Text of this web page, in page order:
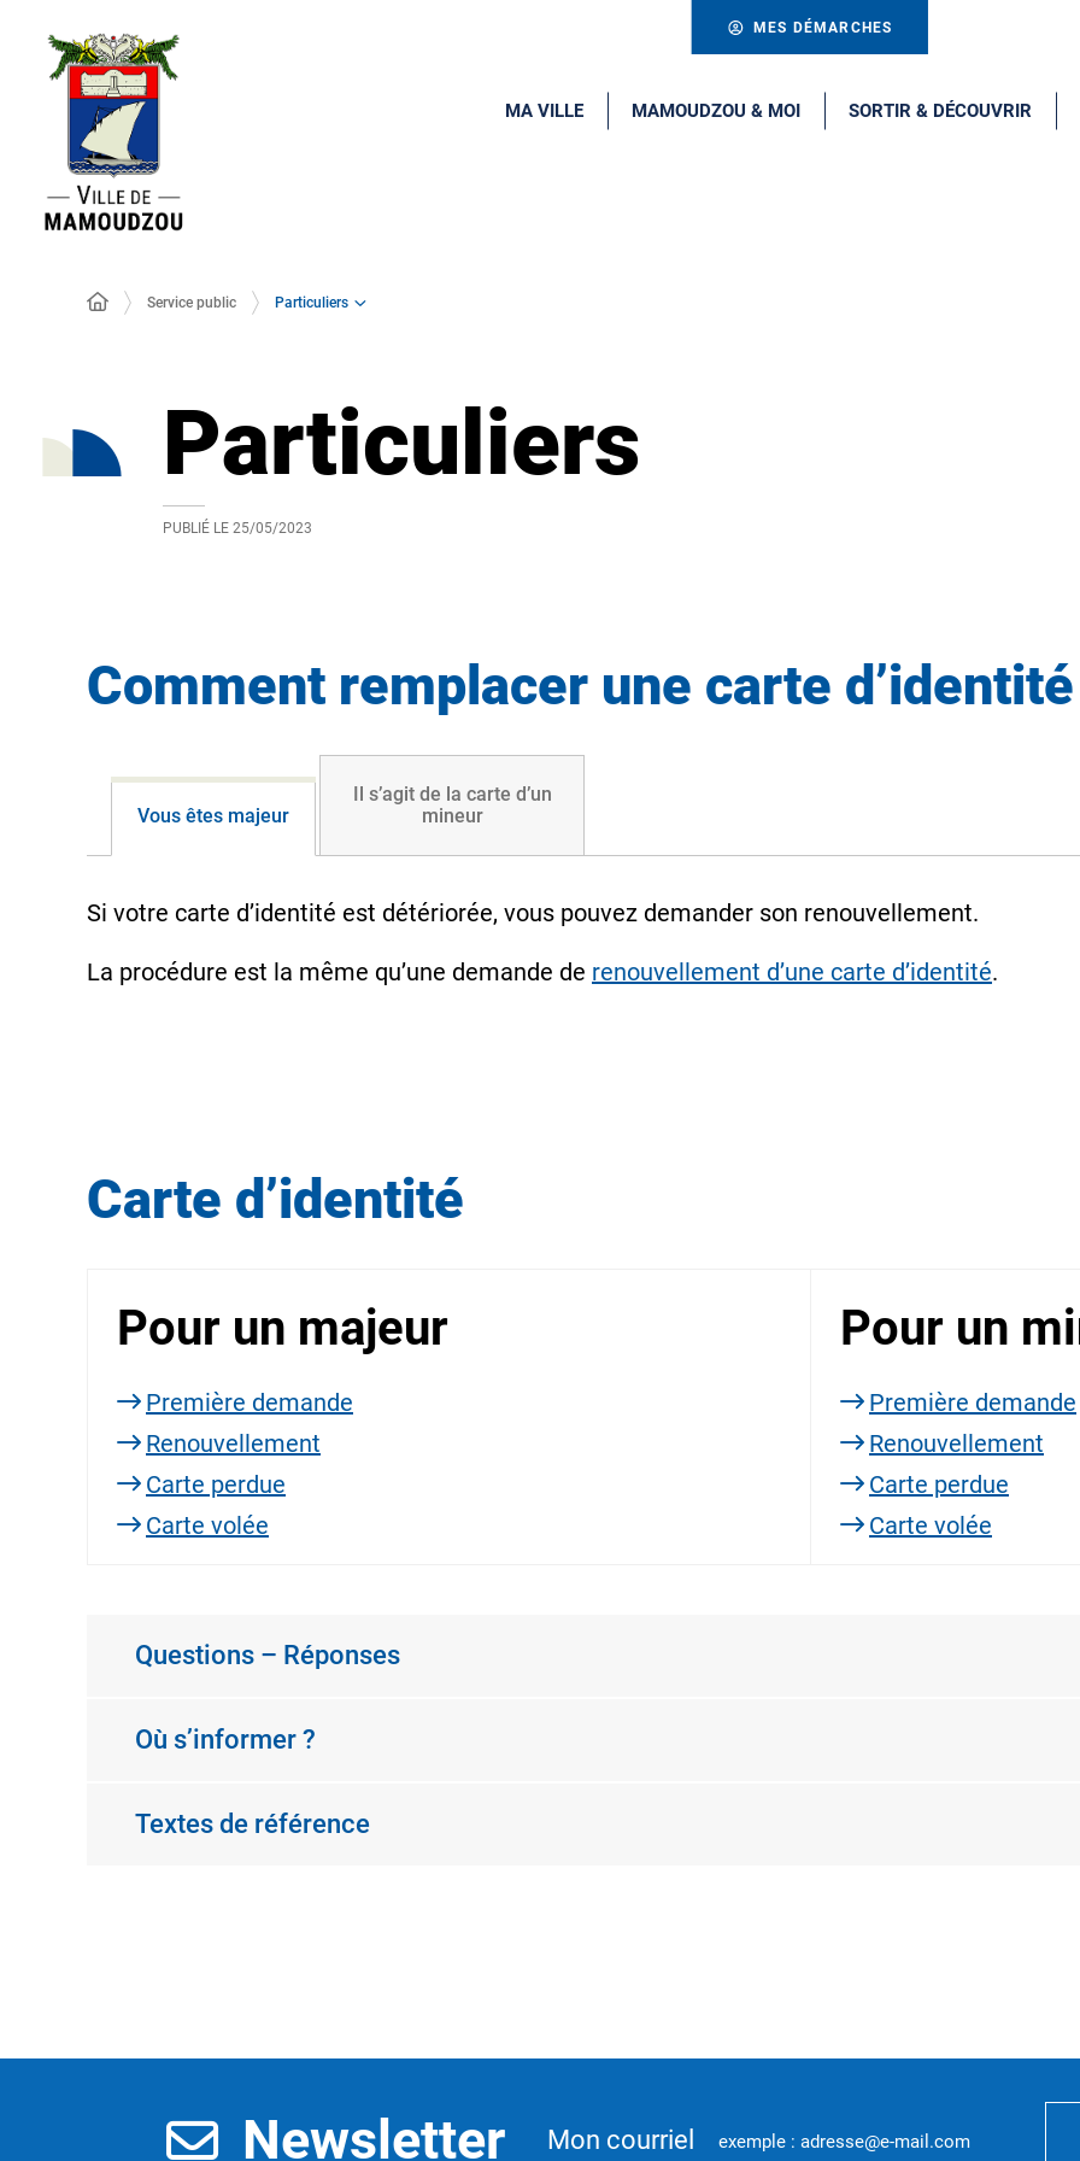
MES DÉMARCHES
MA VILLE MAMOUDZOU & MOI SORTIR & DÉCOUVRIR
Service public Particuliers
Particuliers
PUBLIÉ LE 25/05/2023
Comment remplacer une carte
Vous êtes majeur
Il s’agit de la carte d’un
mineur
Si votre carte d’identité est détériorée, vous pouvez demander son renouvellement.
La procédure est la même qu’une demande de renouvellement d’une carte d’identité.
Carte d’identité
Pour un majeur
Première demande
Renouvellement
Carte perdue
Carte volée
Pour un
Première demande
Renouvellement
Carte perdue
Carte volée
Questions – Réponses
Où s’informer ?
Textes de référence
Newsletter Mon courriel